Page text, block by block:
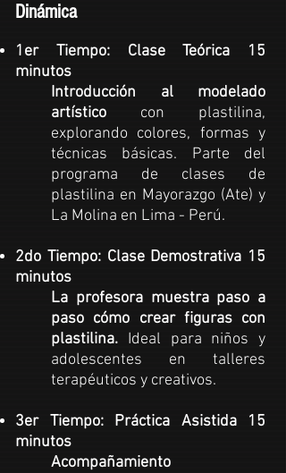
Dinámica
1er Tiempo: Clase Teórica 15
minutos
Introducción al modelado
artístico con plastilina,
explorando colores, formas y
técnicas básicas. Parte del
programa de clases de
plastilina en Mayorazgo (Ate) y
La Molina en Lima - Perú.
2do Tiempo: Clase Demostrativa 15
minutos
La profesora muestra paso a
paso cómo crear figuras con
plastilina. Ideal para niños y
adolescentes en talleres
terapéuticos y creativos.
3er Tiempo: Práctica Asistida 15
minutos
Acompañamiento